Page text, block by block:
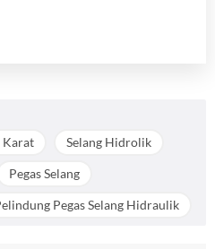
Karat
Selang Hidrolik
Pegas Selang
Pegas Selang Hidraulik